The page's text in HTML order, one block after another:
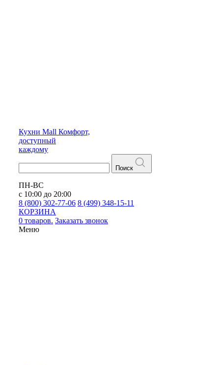
Кухни Mall Комфорт,
доступный
каждому
Поиск
ПН-ВС
с 10:00 до 20:00
8 (800) 302-77-06 8 (499) 348-15-11
КОРЗИНА
0 товаров. Заказать звонок
Меню